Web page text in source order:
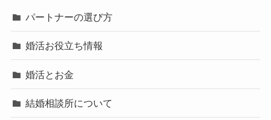
パートナーの選び方
婚活お役立ち情報
婚活とお金
結婚相談所について